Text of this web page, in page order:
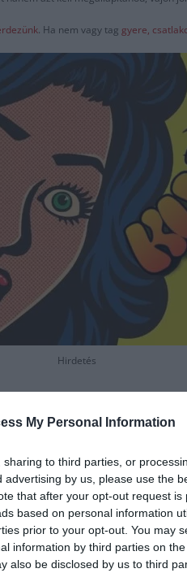
My Personal Information
to third parties, or
by us, please use the
that after your opt-out request is
based on personal information
prior to your opt-out. You may
information by third parties on the
also be disclosed by us to third
. Ha nem vagy tag gyere,
Hirdetés